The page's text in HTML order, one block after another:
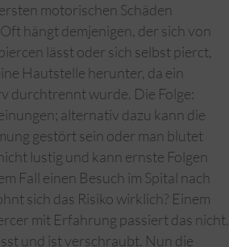
motorischen Schäden
hängt demjenigen, der sich von
lässt oder sich selbst pierct,
Hautstelle herunter, da ein
durchtrennt wurde. Die Folge:
alternativ dazu kann die
gestört sein oder man blutet
lustig und kann ernste Folgen
Fall einen Besuch im Spital nach
sich das Risiko wirklich? Einem
mit Erfahrung passiert das nicht.
und ist verschraubt. Nun die